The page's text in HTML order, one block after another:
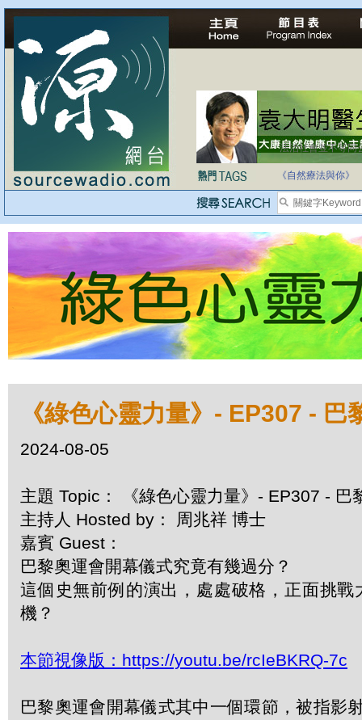
自家教育合法化-
《自然療法與你》
《綠色心靈力量》- EP307 -
2024-08-05
主題 Topic： 《綠色心靈力量》- EP307 - 巴
主持人 Hosted by： 周兆祥 博士
嘉賓 Guest：
巴黎奧運會開幕儀式究竟有幾過分？
這個史無前例的演出，處處破格，正面挑
機？
本節視像版：https://youtu.be/rcIeBKRQ-7c
巴黎奧運會開幕儀式其中一個環節，被指影